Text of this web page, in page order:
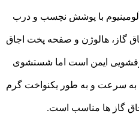
با پوشش نچسب و درب
گاز، هالوژن و صفحه پخت اجاق
ایمن است اما شستشوی
به سرعت و به طور یکنواخت گرم
گاز ها مناسب است.